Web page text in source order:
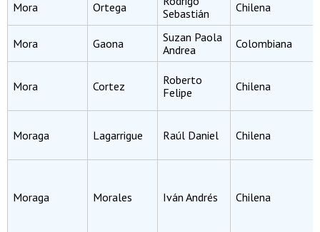
Mora Ortega
Sebastián
Chilena
Mora Gaona
Suzan Paola
Andrea
Colombiana
Mora Cortez
Roberto
Felipe
Chilena
Moraga Lagarrigue Raúl Daniel Chilena
Moraga Morales Iván Andrés Chilena